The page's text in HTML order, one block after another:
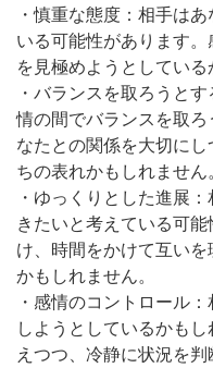
・慎重な態度：相手は
いる可能性があります
を見極めようとしている
・バランスを取ろうと
情の間でバランスを取
なたとの関係を大切に
ちの表れかもしれません
・ゆっくりとした進展
きたいと考えている可
け、時間をかけて互い
かもしれません。
・感情のコントロール
しようとしているかも
えつつ、冷静に状況を